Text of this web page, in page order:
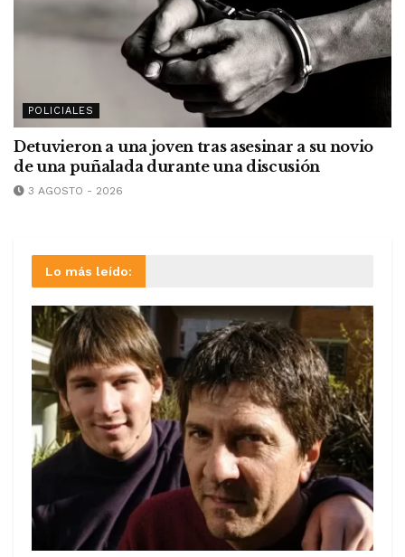
POLICIALES
Detuvieron a una joven tras asesinar a su novio
de una puñalada durante una discusión
3 AGOSTO - 2026
Lo más leído: